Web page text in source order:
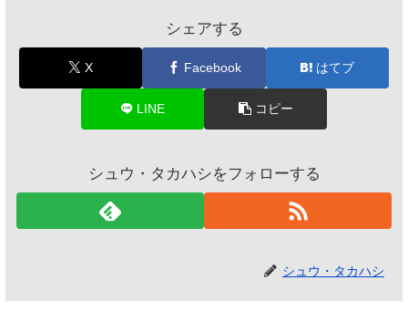
シェアする
X Facebook はてブ
LINE コピー
シュウ・タカハシをフォローする
シュウ・タカハシ